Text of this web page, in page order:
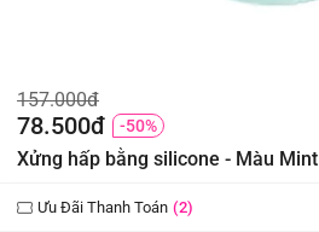
157.000đ
78.500đ -50%
Xửng hấp bằng silicone - Màu Mint
Ưu Đãi Thanh Toán (2)